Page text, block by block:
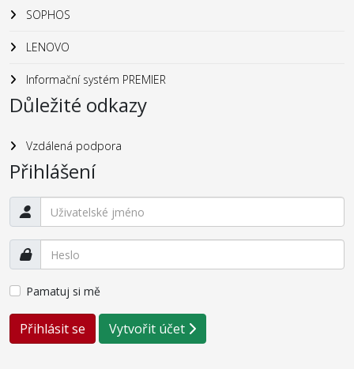
SOPHOS
LENOVO
Informační systém PREMIER
Důležité odkazy
Vzdálená podpora
Přihlášení
Pamatuj si mě
Přihlásit se Vytvořit účet